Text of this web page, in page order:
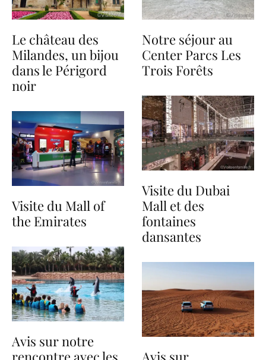
Le château des
Milandes, un bijou
dans le Périgord
noir
Visite du Mall of
the Emirates
Avis sur notre
rencontre avec les
Notre séjour au
Center Parcs Les
Trois Forêts
Visite du Dubai
Mall et des
fontaines
dansantes
Avis sur